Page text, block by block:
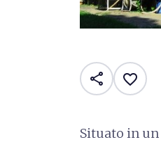
share favorite_border
Situato in